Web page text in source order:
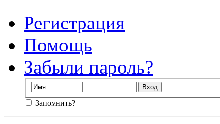
Регистрация
Помощь
Забыли пароль?
Запомнить?